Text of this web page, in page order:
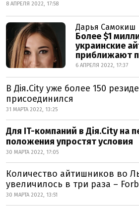
8 АПРЕЛЯ 2022, 17:58
Дарья Самокиш
Более $1
украинские
приближают
6 АПРЕЛЯ 2022, 17:37
В Дія.City уже более 150
присоединился
31 МАРТА 2022, 13:25
Для IT-компаний в Дія.City на
положения упростят условия
30 МАРТА 2022, 17:05
Количество айтишников во
увеличилось в три раза –
30 МАРТА 2022, 13:51